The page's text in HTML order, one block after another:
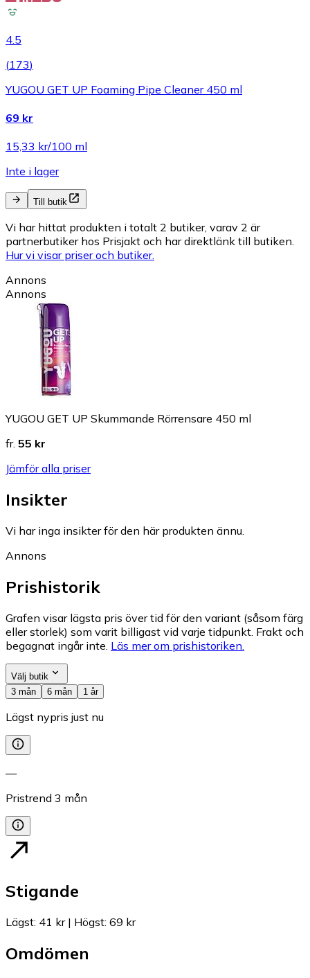
4.5
(173)
YUGOU GET UP Foaming Pipe Cleaner 450 ml
69 kr
15,33 kr/100 ml
Inte i lager
Till butik
Vi har hittat produkten i totalt 2 butiker, varav 2 är
partnerbutiker hos Prisjakt och har direktlänk till butiken.
Hur vi visar priser och butiker.
Annons
Annons
YUGOU GET UP Skummande Rörrensare 450 ml
fr. 55 kr
Jämför alla priser
Insikter
Vi har inga insikter för den här produkten ännu.
Annons
Prishistorik
Grafen visar lägsta pris över tid för den variant (såsom färg
eller storlek) som varit billigast vid varje tidpunkt. Frakt och
begagnat ingår inte. Läs mer om prishistoriken.
Välj butik
3 mån
6 mån 1 år
Lägst nypris just nu
—
Pristrend 3 mån
Stigande
Lägst: 41 kr| Högst: 69 kr
Omdömen